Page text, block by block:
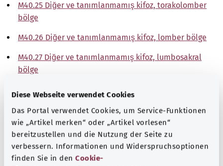
Diese Webseite verwendet Cookies
Das Portal verwendet Cookies, um Service-Funktionen
wie „Artikel merken“ oder „Artikel vorlesen“
bereitzustellen und die Nutzung der Seite zu
verbessern. Informationen und Widerspruchsoptionen
finden Sie in den Cookie-
M40.25 Diğer ve tanımlanmamış kifoz, torakolomber
bölge
M40.26 Diğer ve tanımlanmamış kifoz, lomber bölge
M40.27 Diğer ve tanımlanmamış kifoz, lumbosakral
bölge
M40.28 Diğer ve tanımlanmamış kifoz, sakral ve
M40.29 Diğer tanımlanmış kifoz, tanımlanmamış
lokalizasyon
Not